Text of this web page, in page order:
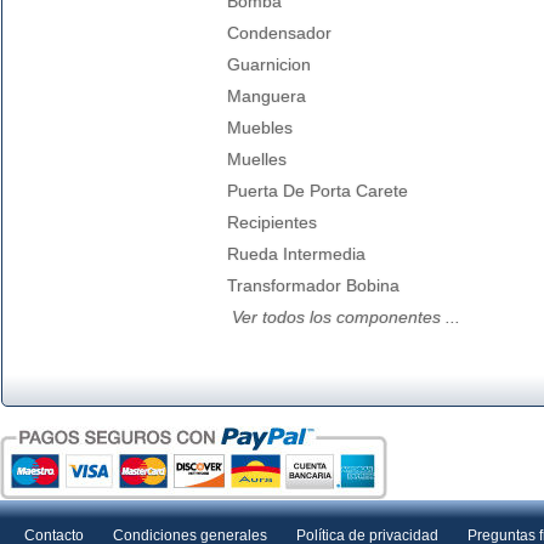
Condensador
Guarnicion
Manguera
Muebles
Muelles
Puerta De Porta Carete
Recipientes
Rueda Intermedia
Transformador Bobina
Ver todos los componentes ...
Contacto Condiciones generales Política de privacidad Preguntas